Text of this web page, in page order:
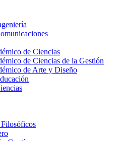
de Ciencias
de Ciencias de la Gestión
de Arte y Diseño